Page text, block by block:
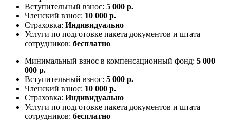
Вступительный взнос: 5 000 р.
Членский взнос: 10 000 р.
Страховка: Индивидуально
Услуги по подготовке пакета документов и штата
сотрудников: бесплатно
Минимальный взнос в компенсационный фонд: 5 000
000 р.
Вступительный взнос: 5 000 р.
Членский взнос: 10 000 р.
Страховка: Индивидуально
Услуги по подготовке пакета документов и штата
сотрудников: бесплатно